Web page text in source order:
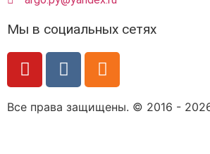
Мы в социальных сетях
Все права защищены. © 2016 -